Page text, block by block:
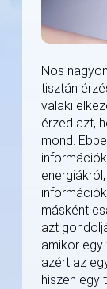
Nos
tisztán
valaki
érzed azt,
mond.
másként
azt
amikor egy
azért az
hiszen egy